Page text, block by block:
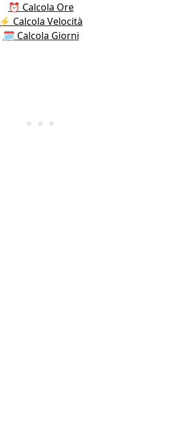
⏰ Calcola Ore
⚡️ Calcola Velocità
🗓️ Calcola Giorni